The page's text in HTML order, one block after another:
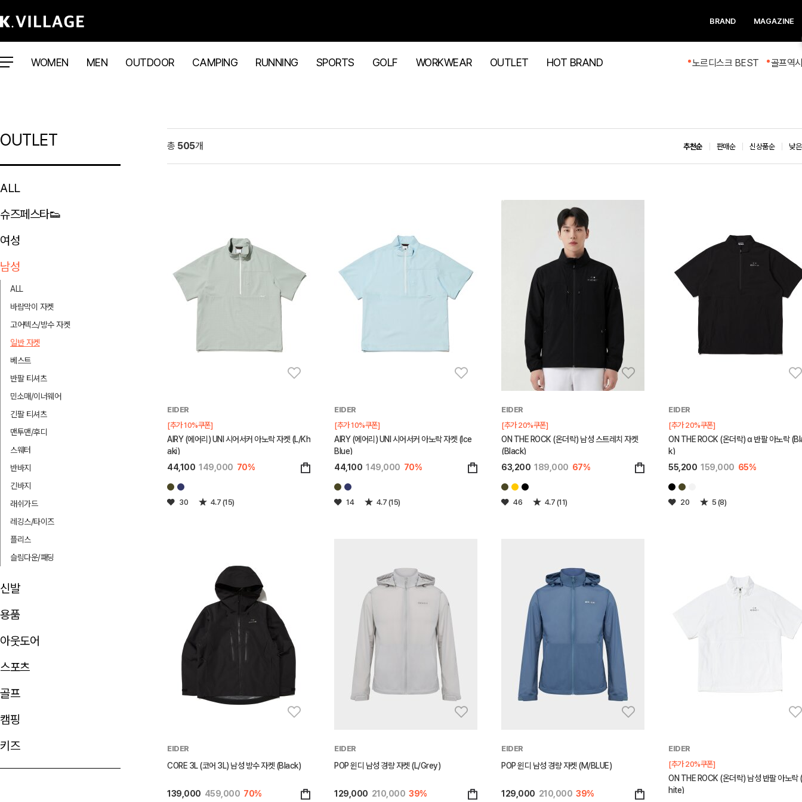
BRAND MAGAZINE
WOMEN MEN OUTDOOR CAMPING RUNNING SPORTS GOLF WORKWEAR OUTLET HOT BRAND 노르디스크 BEST 골프역
OUTLET
ALL
슈즈페스타👟
여성
남성
ALL
바람막이 자켓
고어텍스/방수 자켓
일반 자켓
베스트
반팔 티셔츠
민소매/이너웨어
긴팔 티셔츠
맨투맨/후디
스웨터
반바지
긴바지
래쉬가드
레깅스/타이즈
플리스
슬림다운/패딩
신발
용품
아웃도어
스포츠
골프
캠핑
키즈
총 505개 추천순 판매순 신상품순 낮
EIDER
[추가 10%쿠폰]
AIRY (에어리) UNI 시어서커 아노락 자켓 (L/Kh
aki)
44,100 149,000 70%
30 4.7 (15)
EIDER
[추가 10%쿠폰]
AIRY (에어리) UNI 시어서커 아노락 자켓 (Ice
Blue)
44,100 149,000 70%
14 4.7 (15)
EIDER
[추가 20%쿠폰]
ON THE ROCK (온더락) 남성 스트레치 자켓
(Black)
63,200 189,000 67%
46 4.7 (11)
EIDER
[추가 20%쿠폰]
ON THE ROCK (온더락) α 반팔 아노락
k)
55,200 159,000 65%
20 5 (8)
EIDER
CORE 3L (코어 3L) 남성 방수 자켓 (Black)
139,000 459,000 70%
EIDER
POP 윈디 남성 경량 자켓 (L/Grey)
129,000 210,000 39%
EIDER
POP 윈디 남성 경량 자켓 (M/BLUE)
129,000 210,000 39%
EIDER
[추가 20%쿠폰]
ON THE ROCK (온더락) 남성 반팔 아노락
hite)